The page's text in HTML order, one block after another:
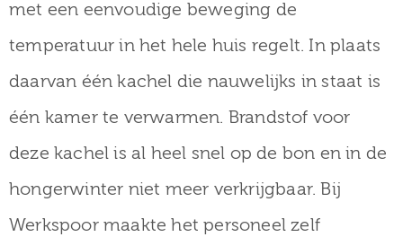
met een eenvoudige beweging de
temperatuur in het hele huis regelt. In plaats
daarvan één kachel die nauwelijks in staat is
één kamer te verwarmen. Brandstof voor
deze kachel is al heel snel op de bon en in de
hongerwinter niet meer verkrijgbaar. Bij
Werkspoor maakte het personeel zelf